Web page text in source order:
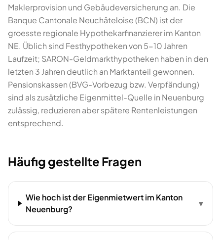
Maklerprovision und Gebäudeversicherung an. Die
Banque Cantonale Neuchâteloise (BCN) ist der
groesste regionale Hypothekarfinanzierer im Kanton
NE. Üblich sind Festhypotheken von 5-10 Jahren
Laufzeit; SARON-Geldmarkthypotheken haben in den
letzten 3 Jahren deutlich an Marktanteil gewonnen.
Pensionskassen (BVG-Vorbezug bzw. Verpfändung)
sind als zusätzliche Eigenmittel-Quelle in Neuenburg
zulässig, reduzieren aber spätere Rentenleistungen
entsprechend.
Häufig gestellte Fragen
Wie hoch ist der Eigenmietwert im Kanton
Neuenburg?
▾